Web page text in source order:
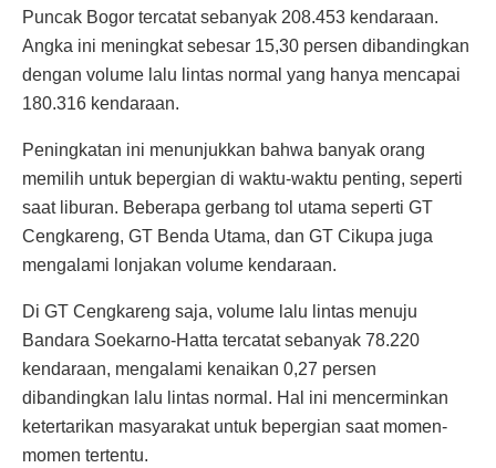
Puncak Bogor tercatat sebanyak 208.453 kendaraan.
Angka ini meningkat sebesar 15,30 persen dibandingkan
dengan volume lalu lintas normal yang hanya mencapai
180.316 kendaraan.
Peningkatan ini menunjukkan bahwa banyak orang
memilih untuk bepergian di waktu-waktu penting, seperti
saat liburan. Beberapa gerbang tol utama seperti GT
Cengkareng, GT Benda Utama, dan GT Cikupa juga
mengalami lonjakan volume kendaraan.
Di GT Cengkareng saja, volume lalu lintas menuju
Bandara Soekarno-Hatta tercatat sebanyak 78.220
kendaraan, mengalami kenaikan 0,27 persen
dibandingkan lalu lintas normal. Hal ini mencerminkan
ketertarikan masyarakat untuk bepergian saat momen-
momen tertentu.